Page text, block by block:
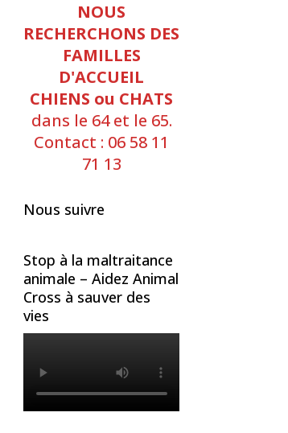
NOUS
RECHERCHONS DES
FAMILLES
D'ACCUEIL
CHIENS ou CHATS
dans le 64 et le 65.
Contact : 06 58 11
71 13
Nous suivre
Stop à la maltraitance
animale – Aidez Animal
Cross à sauver des
vies